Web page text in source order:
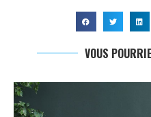
VOUS